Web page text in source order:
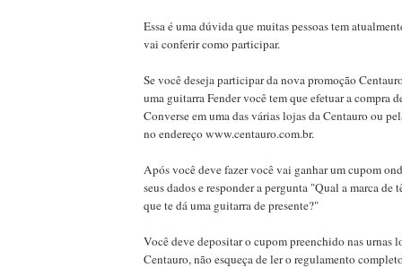
Essa é uma dúvida que muitas pessoas tem
vai conferir como participar.
Se você deseja participar da nova promoção
uma guitarra Fender você tem que efetuar a compra
Converse em uma das várias lojas da Centauro ou
no endereço www.centauro.com.br.
Após você deve fazer você vai ganhar um cupom
seus dados e responder a pergunta "Qual a marca de
que te dá uma guitarra de presente?"
Você deve depositar o cupom preenchido nas urnas
Centauro, não esqueça de ler o regulamento